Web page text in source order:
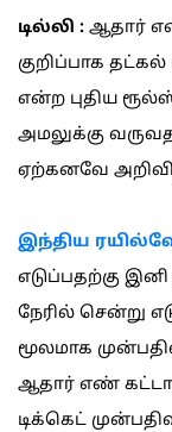
டில்லி : ஆதார்
குறிப்பாக தட்கல்
என்ற புதிய
அமலுக்கு
ஏற்கனவே
இந்திய
எடுப்பதற்கு
நேரில் சென்று
மூலமாக
ஆதார் எண்
டிக்கெட்